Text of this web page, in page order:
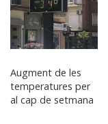
Augment de les
temperatures per
al cap de setmana